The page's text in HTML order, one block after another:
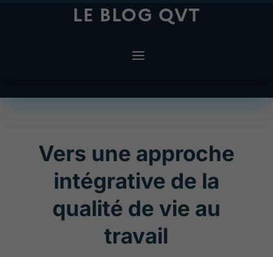
LE BLOG QVT
Vers une approche
intégrative de la
qualité de vie au
travail